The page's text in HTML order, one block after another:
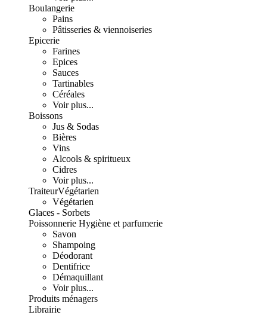
Boulangerie
Pains
Pâtisseries & viennoiseries
Epicerie
Farines
Epices
Sauces
Tartinables
Céréales
Voir plus...
Boissons
Jus & Sodas
Bières
Vins
Alcools & spiritueux
Cidres
Voir plus...
TraiteurVégétarien
Végétarien
Glaces - Sorbets
Poissonnerie Hygiène et parfumerie
Savon
Shampoing
Déodorant
Dentifrice
Démaquillant
Voir plus...
Produits ménagers
Librairie